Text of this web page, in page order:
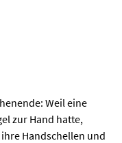
Weil eine
zur Hand hatte,
Handschellen und